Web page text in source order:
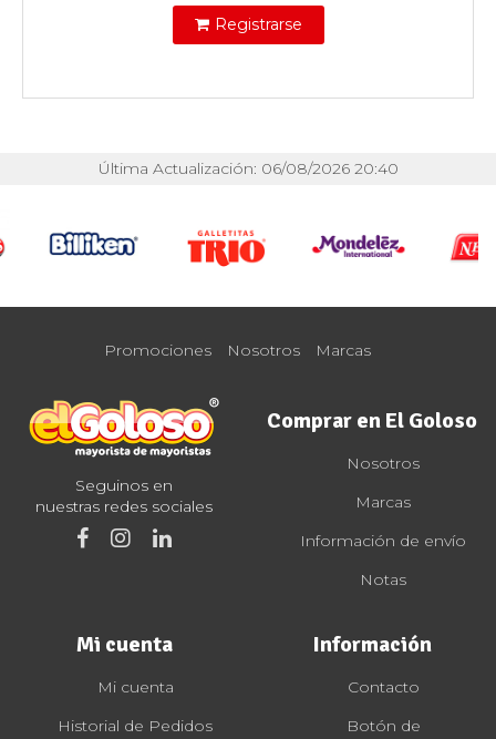
Registrarse
Última Actualización: 06/08/2026 20:40
Promociones Nosotros Marcas
Seguinos en
nuestras redes sociales
Comprar en El Goloso
Nosotros
Marcas
Información de envío
Notas
Mi cuenta
Mi cuenta
Historial de Pedidos
Información
Contacto
Botón de